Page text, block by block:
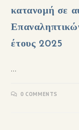
κατανομή σε
έτους 2025
…
0 COMMENTS